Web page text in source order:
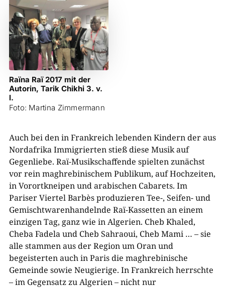
Raïna Raï 2017 mit der
Autorin, Tarik Chikhi 3. v.
l.
Foto: Martina Zimmermann
Auch bei den in Frankreich lebenden Kindern der aus
Nordafrika Immigrierten stieß diese Musik auf
Gegenliebe. Raï-Musikschaffende spielten zunächst
vor rein maghrebinischem Publikum, auf Hochzeiten,
in Vorortkneipen und arabischen Cabarets. Im
Pariser Viertel Barbès produzieren Tee-, Seifen- und
Gemischtwarenhandelnde Raï-Kassetten an einem
einzigen Tag, ganz wie in Algerien. Cheb Khaled,
Cheba Fadela und Cheb Sahraoui, Cheb Mami … – sie
alle stammen aus der Region um Oran und
begeisterten auch in Paris die maghrebinische
Gemeinde sowie Neugierige. In Frankreich herrschte
– im Gegensatz zu Algerien – nicht nur